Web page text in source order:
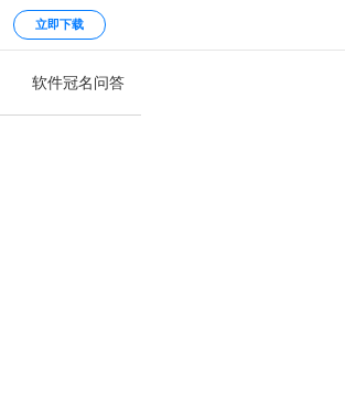
立即下载
软件冠名问答